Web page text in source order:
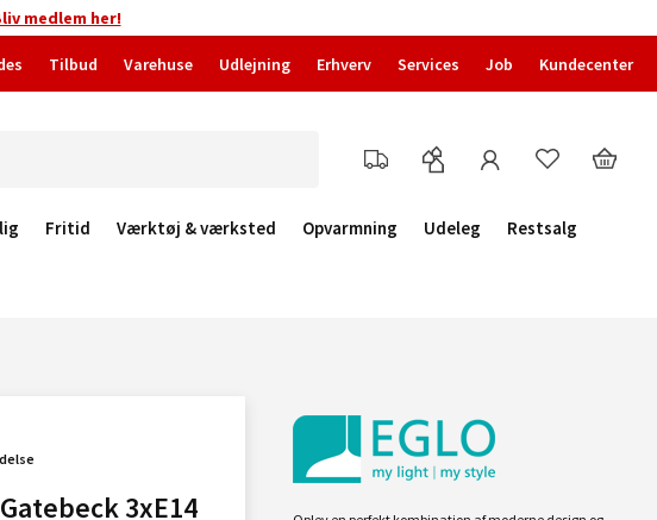
medlem her!
Tilbud Varehuse Udlejning Erhverv Services Job Kundecenter
Fritid Værktøj & værksted Opvarmning Udeleg
Restsalg
3xE14